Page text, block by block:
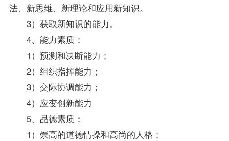
法、新思维、新理论和应用新知识。
3）获取新知识的能力。
4、能力素质：
1）预测和决断能力；
2）组织指挥能力；
3）交际协调能力；
4）应变创新能力
5、品德素质：
1）崇高的道德情操和高尚的人格；